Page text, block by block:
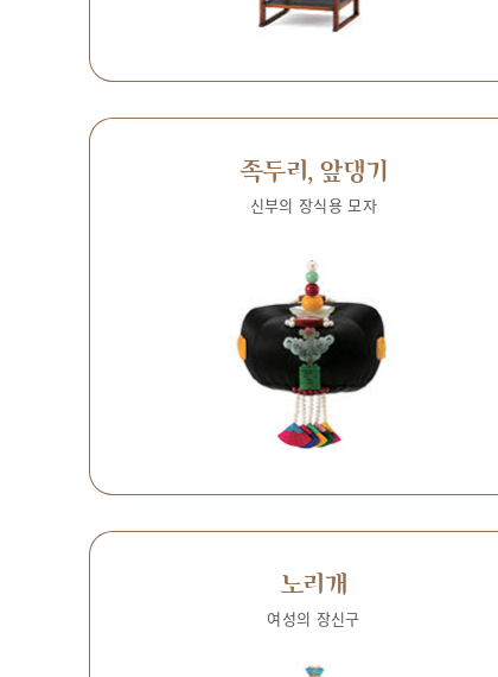
족두리, 앞댕기
신부의 장식용 모자
노리개
여성의 장신구